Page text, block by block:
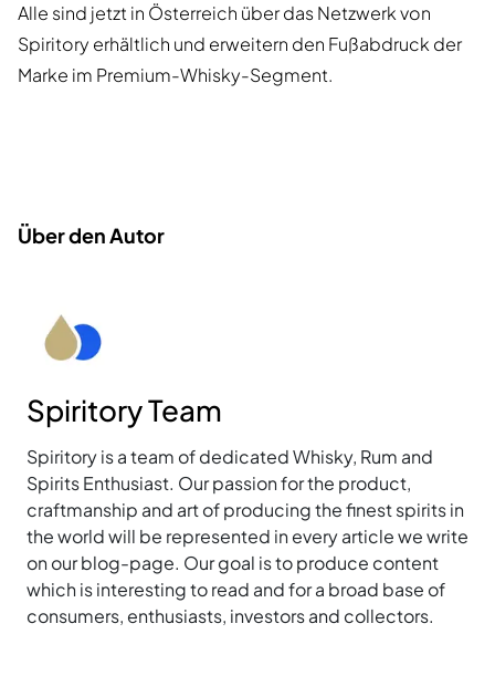
Alle sind jetzt in Österreich über das Netzwerk von
Spiritory erhältlich und erweitern den Fußabdruck der
Marke im Premium-Whisky-Segment.
Über den Autor
Spiritory Team
Spiritory is a team of dedicated Whisky, Rum and
Spirits Enthusiast. Our passion for the product,
craftmanship and art of producing the finest spirits in
the world will be represented in every article we write
on our blog-page. Our goal is to produce content
which is interesting to read and for a broad base of
consumers, enthusiasts, investors and collectors.